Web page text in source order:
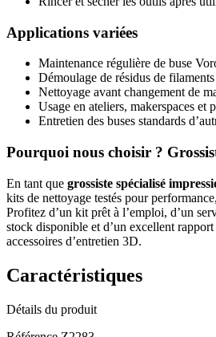
Applications variées
Maintenance régulière de buse
Démoulage de résidus de
Nettoyage avant changement de
Usage en ateliers, makerspaces et
Entretien des buses standards
Pourquoi nous choisir ?
En tant que grossiste spécialisé
kits de nettoyage testés pour
Profitez d’un kit prêt à l’emploi, d’un
stock disponible et d’un excellent
accessoires d’entretien 3D.
Caractéristiques
Détails du produit